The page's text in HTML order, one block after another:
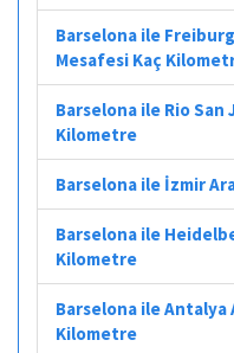
Barselona ile
Mesafesi Kaç
Barselona ile Rio San
Kilometre
Barselona ile İzmir
Barselona ile
Kilometre
Barselona ile Antalya
Kilometre